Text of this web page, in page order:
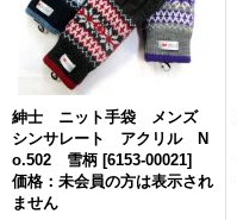
紳士 ニット手袋 メンズ
シンサレート アクリル N
o.502 雪柄 [6153-00021]
価格：未会員の方は表示され
ません